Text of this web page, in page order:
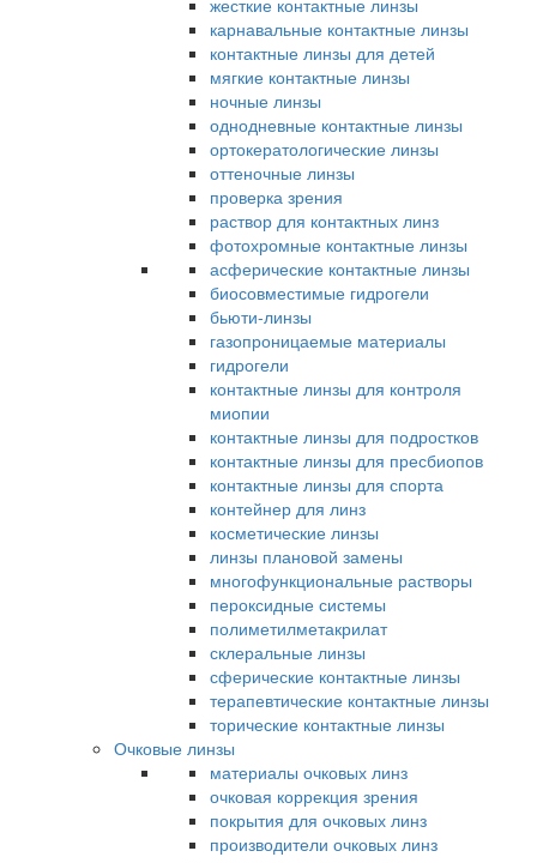
жесткие контактные линзы
карнавальные контактные линзы
контактные линзы для детей
мягкие контактные линзы
ночные линзы
однодневные контактные линзы
ортокератологические линзы
оттеночные линзы
проверка зрения
раствор для контактных линз
фотохромные контактные линзы
асферические контактные линзы
биосовместимые гидрогели
бьюти-линзы
газопроницаемые материалы
гидрогели
контактные линзы для контроля
миопии
контактные линзы для подростков
контактные линзы для пресбиопов
контактные линзы для спорта
контейнер для линз
косметические линзы
линзы плановой замены
многофункциональные растворы
пероксидные системы
полиметилметакрилат
склеральные линзы
сферические контактные линзы
терапевтические контактные линзы
торические контактные линзы
Очковые линзы
материалы очковых линз
очковая коррекция зрения
покрытия для очковых линз
производители очковых линз